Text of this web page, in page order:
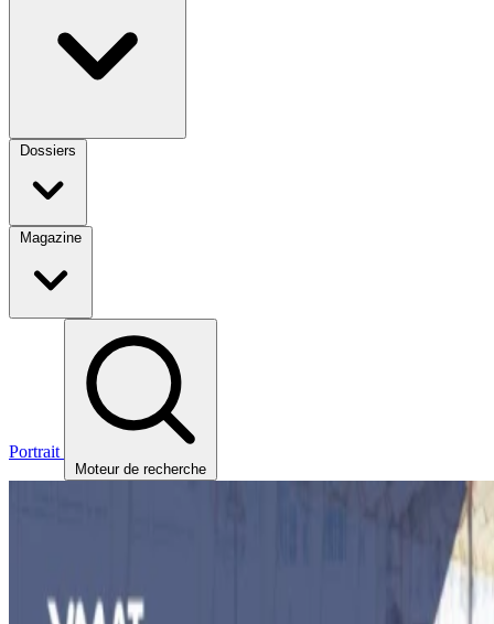
Dossiers
Magazine
Portrait
Moteur de recherche